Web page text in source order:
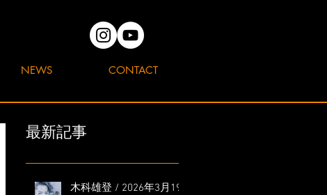
NEWS CONTACT
最新記事
木科雄登 / 2026年3月19